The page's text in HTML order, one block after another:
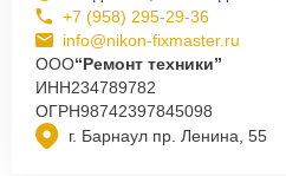
г. Барнаул пр. Ленина, 55
+7 (958) 295-29-36
info@nikon-fixmaster.ru
ООО“Ремонт техники”
ИНН234789782
ОГРН98742397845098